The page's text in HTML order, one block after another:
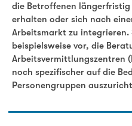
die Betroffenen
erhalten oder sich nach
Arbeitsmarkt zu integrieren.
beispielsweise vor, die
Arbeitsvermittlungszentren
noch spezifischer auf die
Personengruppen